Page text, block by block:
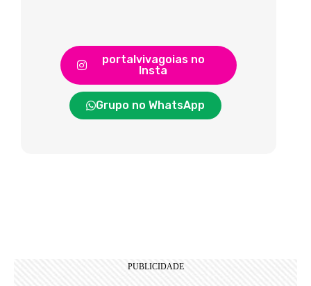
portalvivagoias no
Insta
Grupo no WhatsApp